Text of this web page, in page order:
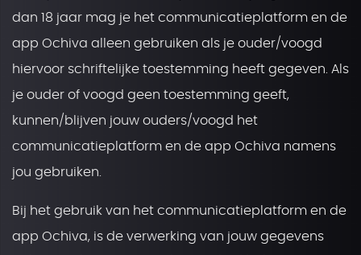
dan 18 jaar mag je het communicatieplatform en de
app Ochiva alleen gebruiken als je ouder/voogd
hiervoor schriftelijke toestemming heeft gegeven. Als
je ouder of voogd geen toestemming geeft,
kunnen/blijven jouw ouders/voogd het
communicatieplatform en de app Ochiva namens
jou gebruiken.
Bij het gebruik van het communicatieplatform en de
app Ochiva, is de verwerking van jouw gegevens